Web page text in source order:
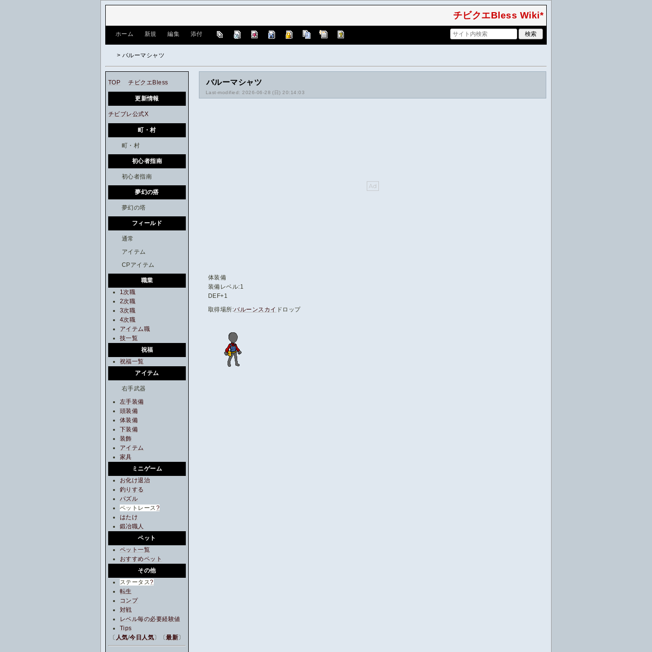
チビクエBless Wiki*
ホーム 新規 編集 添付
> バルーマシャツ
バルーマシャツ
Last-modified: 2026-06-28 (日) 20:14:03
体装備
装備レベル:1
DEF+1
取得場所:バルーンスカイ ドロップ
TOP チビクエBless
更新情報
チビブレ公式X
町・村
町・村
初心者指南
初心者指南
夢幻の搭
夢幻の塔
フィールド
通常
アイテム
CPアイテム
職業
1次職
2次職
3次職
4次職
アイテム職
技一覧
祝福
祝福一覧
アイテム
右手武器
左手装備
頭装備
体装備
下装備
装飾
アイテム
家具
ミニゲーム
お化け退治
釣りする
パズル
ペットレース ?
はたけ
鍛冶職人
ペット
ペット一覧
おすすめペット
その他
ステータス?
転生
コンプ
対戦
レベル毎の必要経験値
Tips
〔 人気/今日人気〕〔最新〕